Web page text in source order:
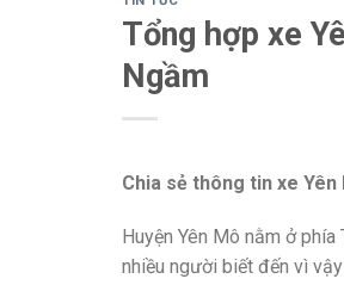
Tổng hợp xe
Ngầm
Chia sẻ thông tin xe Yên
Huyện Yên Mô nằm ở
nhiều người biết đến vì